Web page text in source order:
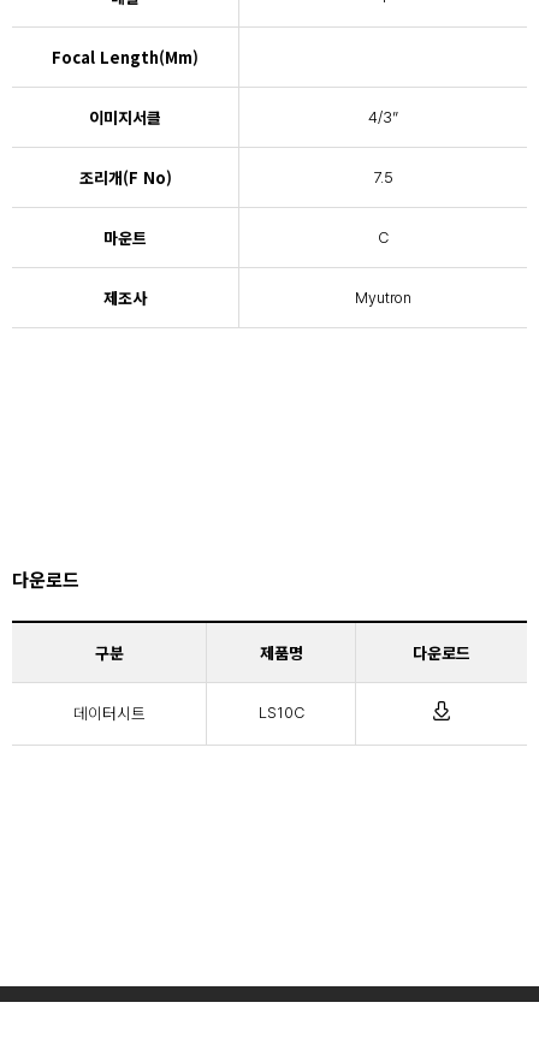
Focal Length(mm)
이미지서클 4/3”
조리개(F No) 7.5
마운트 C
제조사 Myutron
다운로드
구분 제품명 다운로드
데이터시트 LS10C